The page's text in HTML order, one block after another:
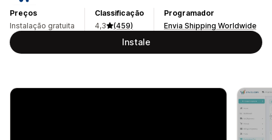
Preços
Instalação gratuita
Classificação
4,3
(459)
Programador
Envia Shipping Worldwide
Instale